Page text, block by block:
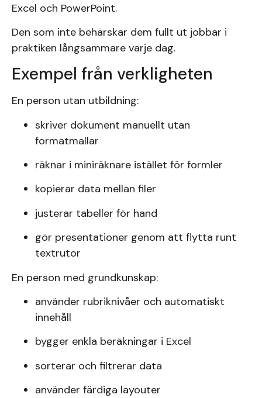
Excel och PowerPoint.
Den som inte behärskar dem fullt ut jobbar i
praktiken långsammare varje dag.
Exempel från verkligheten
En person utan utbildning:
skriver dokument manuellt utan
formatmallar
räknar i miniräknare istället för formler
kopierar data mellan filer
justerar tabeller för hand
gör presentationer genom att flytta runt
textrutor
En person med grundkunskap:
använder rubriknivåer och automatiskt
innehåll
bygger enkla beräkningar i Excel
sorterar och filtrerar data
använder färdiga layouter